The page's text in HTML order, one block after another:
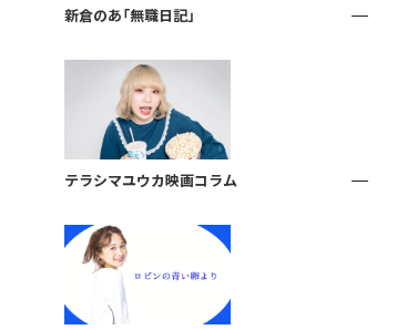
新倉のあ「無職日記」
テラシマユウカ映画コラム